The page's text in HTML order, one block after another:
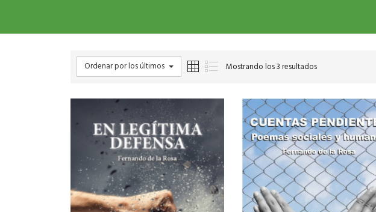
Ordenar por los últimos Mostrando los 3 resultados